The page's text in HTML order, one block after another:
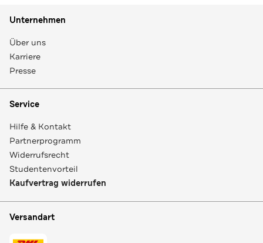
Unternehmen
Über uns
Karriere
Presse
Service
Hilfe & Kontakt
Partnerprogramm
Widerrufsrecht
Studentenvorteil
Kaufvertrag widerrufen
Versandart